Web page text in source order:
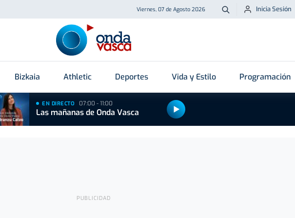
Viernes, 07 de Agosto 2026 Buscar
Inicia Sesión
Bizkaia Athletic Deportes Vida y Estilo Programación
EN DIRECTO 07:00 - 11:00
Las mañanas de Onda Vasca